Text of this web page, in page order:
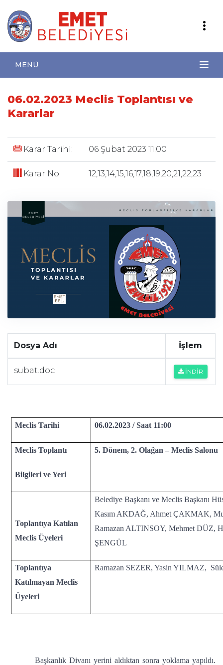
MENÜ
06.02.2023 Meclis Toplantısı ve
Kararlar
Karar Tarihi: 06 Şubat 2023 11:00
Karar No: 12,13,14,15,16,17,18,19,20,21,22,23
Dosya Adı İşlem
subat.doc İNDİR
Meclis Tarihi 06.02.2023 / Saat 11:00
Meclis Toplantı
Bilgileri ve Yeri
5. Dönem, 2. Olağan – Meclis Salonu
Toplantıya Katılan
Meclis Üyeleri
Belediye Başkanı ve Meclis Başkanı
Kasım AKDAĞ, Ahmet ÇAKMAK,
Ramazan ALTINSOY, Mehmet DÜZ,
ŞENGÜL
Toplantıya
Katılmayan Meclis
Üyeleri
Ramazan SEZER, Yasin YILMAZ,
Başkanlık Divanı yerini aldıktan sonra yoklama yapıldı.